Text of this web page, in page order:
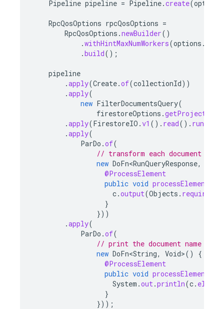
Pipeline pipeline = Pipeline.create(options
RpcQosOptions rpcQosOptions =
RpcQosOptions .newBuilder()
.withHintMaxNumWorkers(options .
.build();
pipeline
.apply(Create.of(collectionId))
.apply(
new FilterDocumentsQuery(
firestoreOptions .getProjectId
.apply(FirestoreIO .v1 (). read(). runQuery
.apply(
ParDo .of(
// transform each document to
new DoFn<RunQueryResponse,
@ProcessElement
public void processElement
c.output(Objects .
}
}))
.apply(
ParDo .of(
// print the document name
new DoFn<String, Void>()
{
@ProcessElement
public void processElement
System .out.println(c.
}
}));